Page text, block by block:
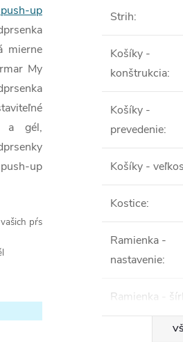
up
mierne
My
a gél,
up
pŕs
Strih:
Košíky -
konštrukcia:
Košíky -
prevedenie:
Košíky -
Kostice:
Ramienka -
nastavenie:
Ramienka -